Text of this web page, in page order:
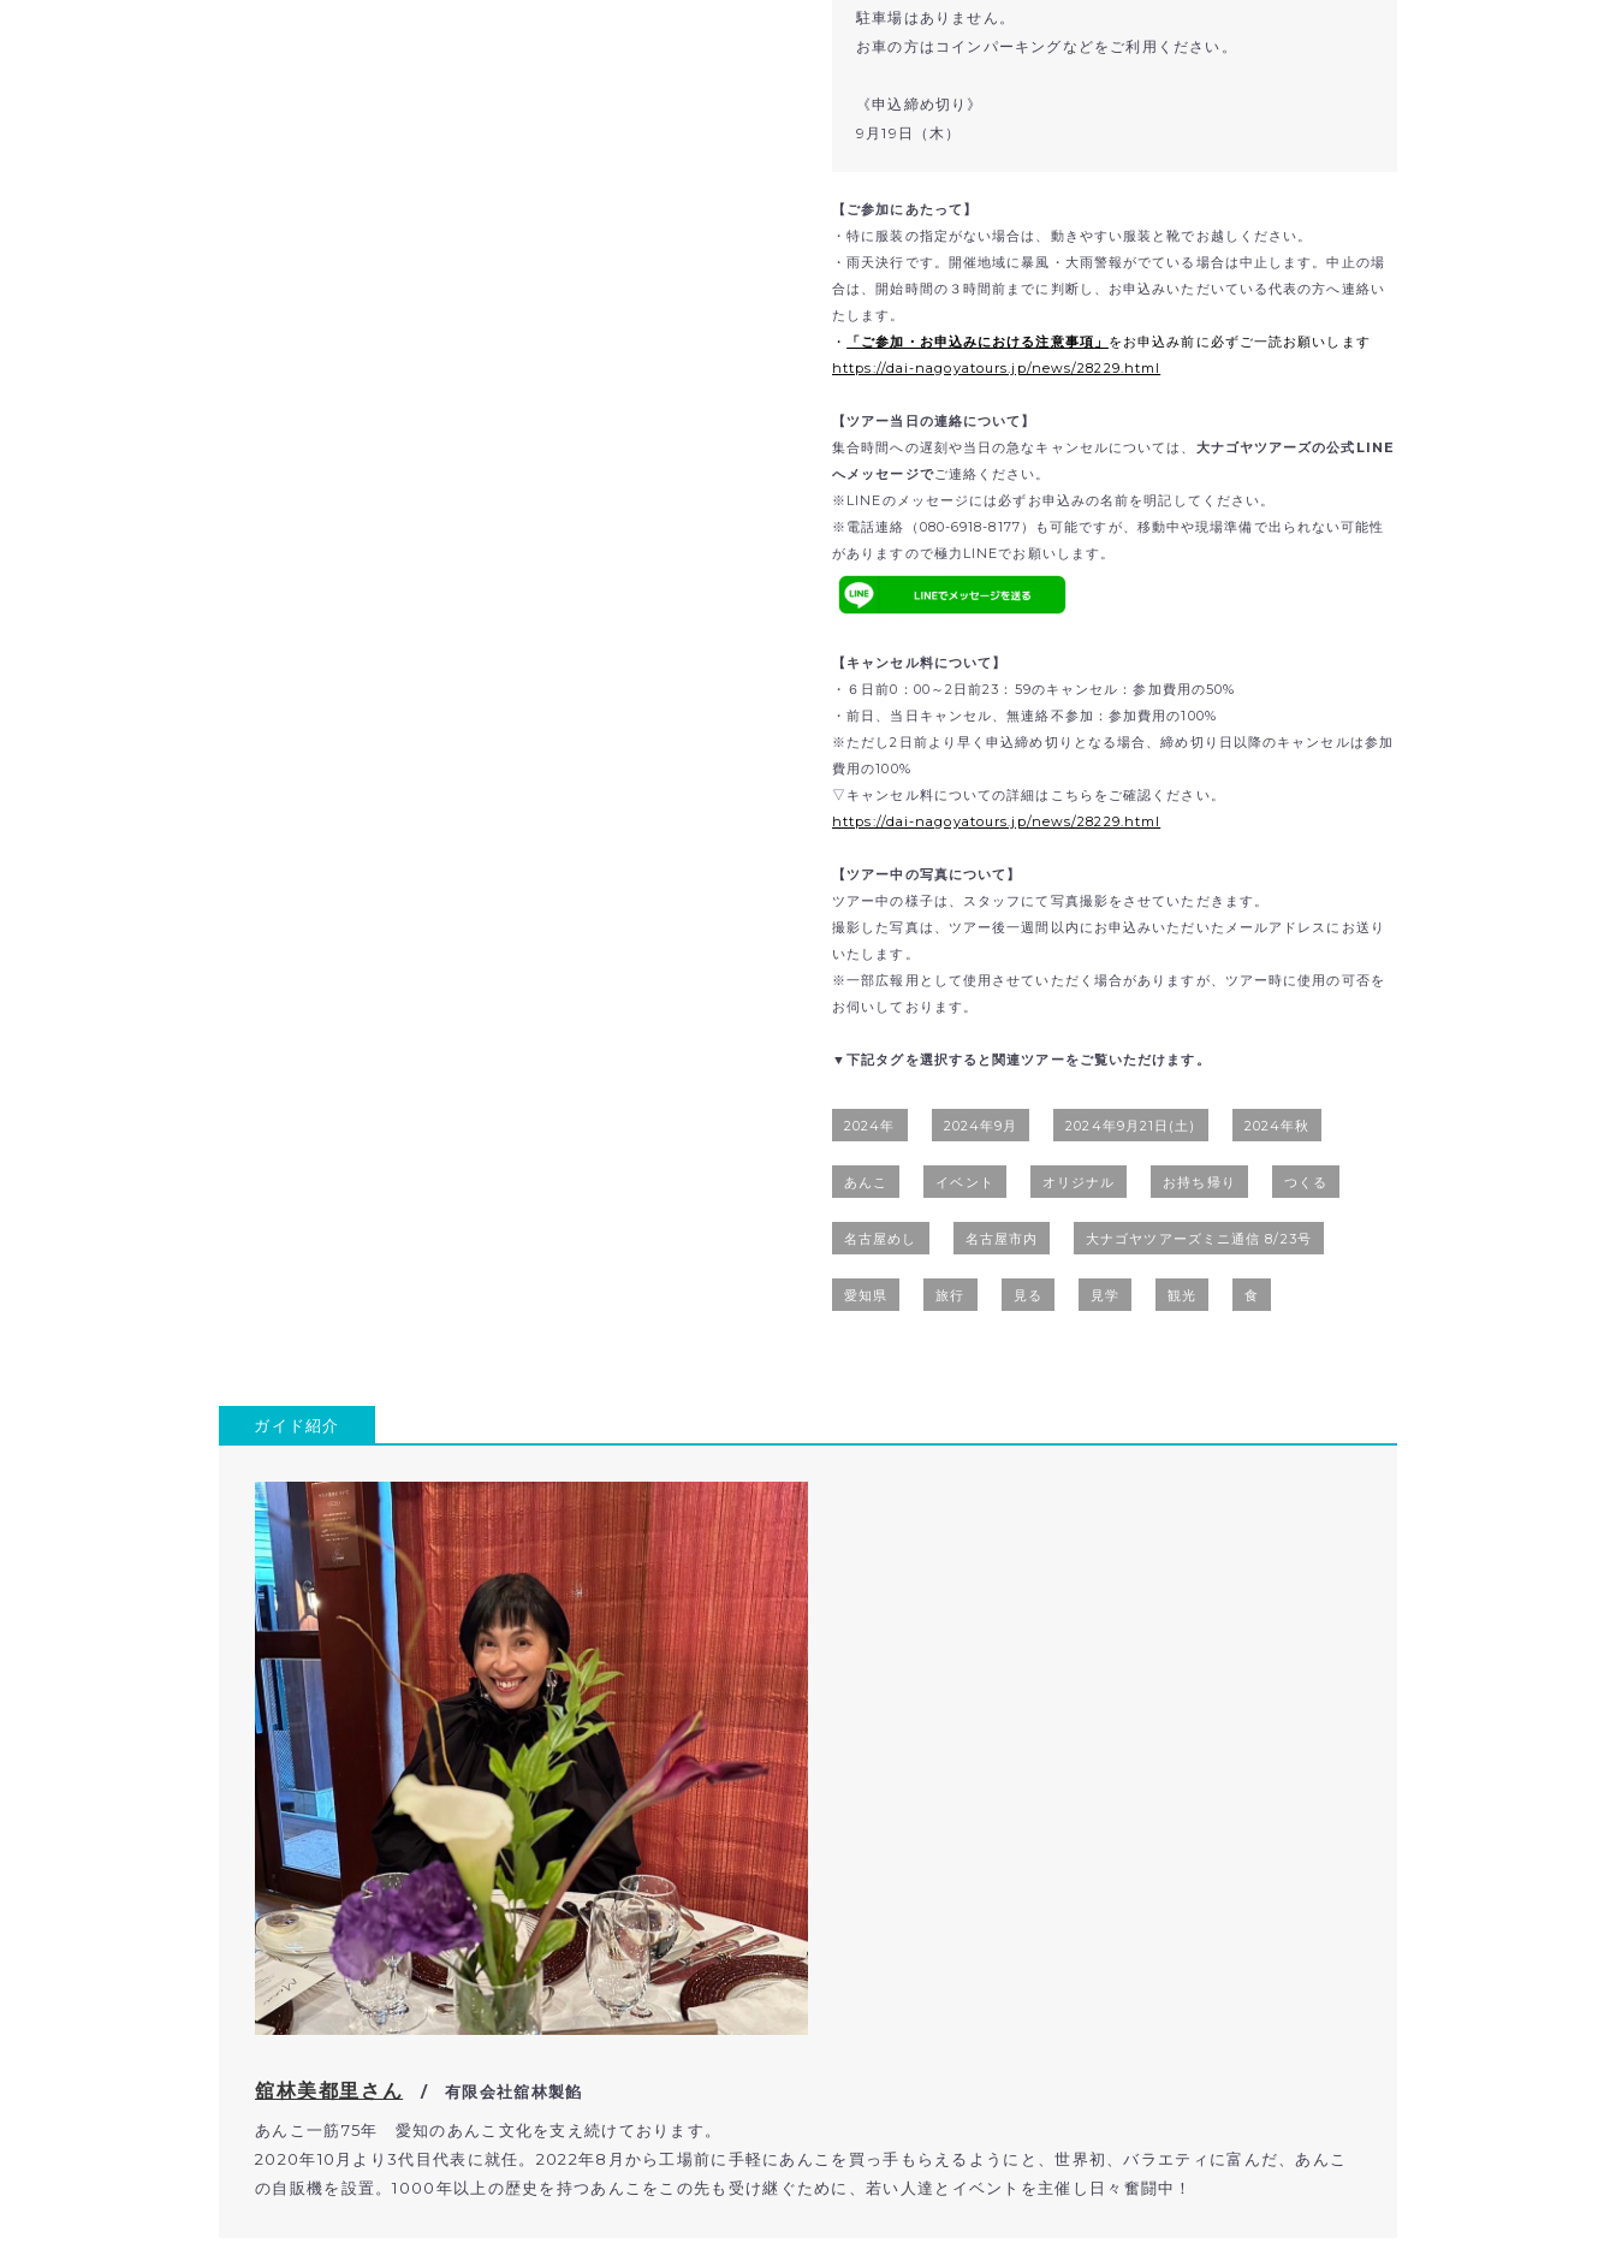
駐車場はありません。
お車の方はコインパーキングなどをご利用ください。
《申込締め切り》
9月19日（木）
【ご参加にあたって】
・特に服装の指定がない場合は、動きやすい服装と靴でお越しください。
・雨天決行です。開催地域に暴風・大雨警報がでている場合は中止します。中止の場
合は、開始時間の３時間前までに判断し、お申込みいただいている代表の方へ連絡い
たします。
・
「ご参加・お申込みにおける注意事項」 をお申込み前に必ずご一読お願いします
https://dai-nagoyatours.jp/news/28229.html
【ツアー当日の連絡について】
集合時間への遅刻や当日の急なキャンセルについては、 大ナゴヤツアーズの公式LINE
へメッセージでご連絡ください。
※LINEのメッセージには必ずお申込みの名前を明記してください。
※電話連絡（080-6918-8177）も可能ですが、移動中や現場準備で出られない可能性
がありますので極力LINEでお願いします。
【キャンセル料について】
・６日前0：00～2日前23：59のキャンセル：参加費用の50%
・前日、当日キャンセル、無連絡不参加：参加費用の100%
※ただし2日前より早く申込締め切りとなる場合、締め切り日以降のキャンセルは参加
費用の100%
▽キャンセル料についての詳細はこちらをご確認ください。
https://dai-nagoyatours.jp/news/28229.html
【ツアー中の写真について】
ツアー中の様子は、スタッフにて写真撮影をさせていただきます。
撮影した写真は、ツアー後一週間以内にお申込みいただいたメールアドレスにお送り
いたします。
※一部広報用として使用させていただく場合がありますが、ツアー時に使用の可否を
お伺いしております。
▼下記タグを選択すると関連ツアーをご覧いただけます。
2024年 2024年9月 2024年9月21日(土) 2024年秋
あんこ イベント オリジナル お持ち帰り つくる
名古屋めし 名古屋市内 大ナゴヤツアーズミニ通信 8/23号
愛知県 旅行 見る 見学 観光 食
ガイド紹介
舘林美都里さん / 有限会社舘林製餡
あんこ一筋75年 愛知のあんこ文化を支え続けております。
2020年10月より3代目代表に就任。2022年8月から工場前に手軽にあんこを買っ手もらえるようにと、世界初、バラエティに富んだ、あんこ
の自販機を設置。1000年以上の歴史を持つあんこをこの先も受け継ぐために、若い人達とイベントを主催し日々奮闘中！